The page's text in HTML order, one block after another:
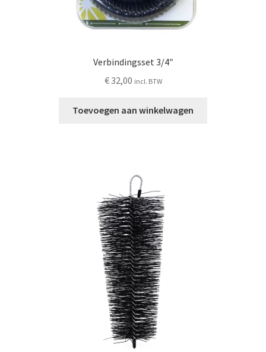
Verbindingsset 3/4″
€32,00 incl. BTW
Toevoegen aan winkelwagen